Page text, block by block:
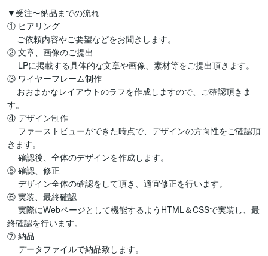
▼受注〜納品までの流れ
① ヒアリング
② 文章、画像のご提出
LPに掲載する具体的な文章や画像、素材等をご提出頂きます。
③ ワイヤーフレーム制作
す。
④ デザイン制作
ファーストビューができた時点で、デザインの方向性をご確認頂
きます。
確認後、全体のデザインを作成します。
⑤ 確認、修正
デザイン全体の確認をして頂き、適宜修正を行います。
⑥ 実装、最終確認
実際にWebページとして機能するようHTML＆CSSで実装し、最
終確認を行います。
⑦ 納品
データファイルで納品致します。